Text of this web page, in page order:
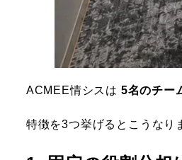
ACMEE情シスは 5名のチー
特徴を3つ挙げるとこうなり